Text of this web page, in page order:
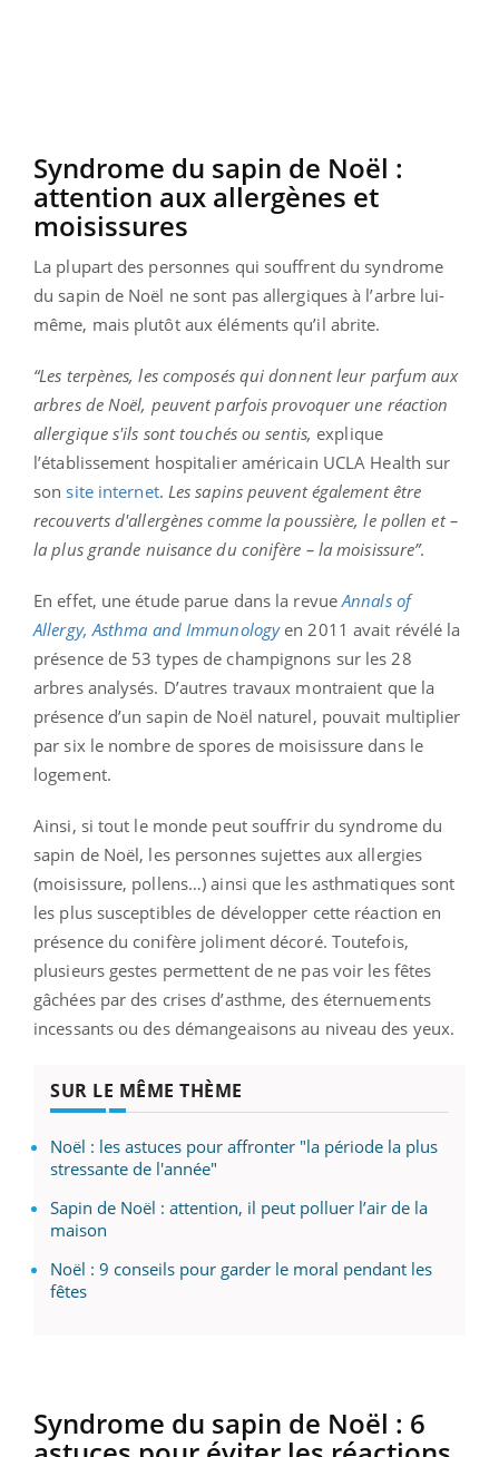
Syndrome du sapin de Noël :
attention aux allergènes et
moisissures
La plupart des personnes qui souffrent du syndrome
du sapin de Noël ne sont pas allergiques à l’arbre lui-
même, mais plutôt aux éléments qu’il abrite.
“Les terpènes, les composés qui donnent leur parfum aux
arbres de Noël, peuvent parfois provoquer une réaction
allergique s'ils sont touchés ou sentis, explique
l’établissement hospitalier américain UCLA Health sur
son site internet. Les sapins peuvent également être
recouverts d'allergènes comme la poussière, le pollen et–
la plus grande nuisance du conifère –la moisissure”.
En effet, une étude parue dans la revue Annalsof
Allergy, Asthma and Immunologyen 2011 avait révélé la
présence de 53 types de champignons sur les 28
arbres analysés. D’autres travaux montraient que la
présence d’un sapin de Noël naturel, pouvait multiplier
par six le nombre de spores de moisissure dans le
logement.
Ainsi, si tout le monde peut souffrir du syndrome du
sapin de Noël, les personnes sujettes aux allergies
(moisissure, pollens…) ainsi que les asthmatiques sont
les plus susceptibles de développer cette réaction en
présence du conifère joliment décoré. Toutefois,
plusieurs gestes permettent de ne pas voir les fêtes
gâchées par des crises d’asthme, des éternuements
incessants ou des démangeaisons au niveau des yeux.
SUR LE MÊME THÈME
Noël : les astuces pour affronter "la période la plus
stressante de l'année"
Sapin de Noël : attention, il peut polluer l’air de la
maison
Noël : 9 conseils pour garder le moral pendant les
fêtes
Syndrome du sapin de Noël : 6